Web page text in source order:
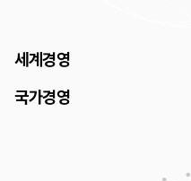
세계경영
국가경영